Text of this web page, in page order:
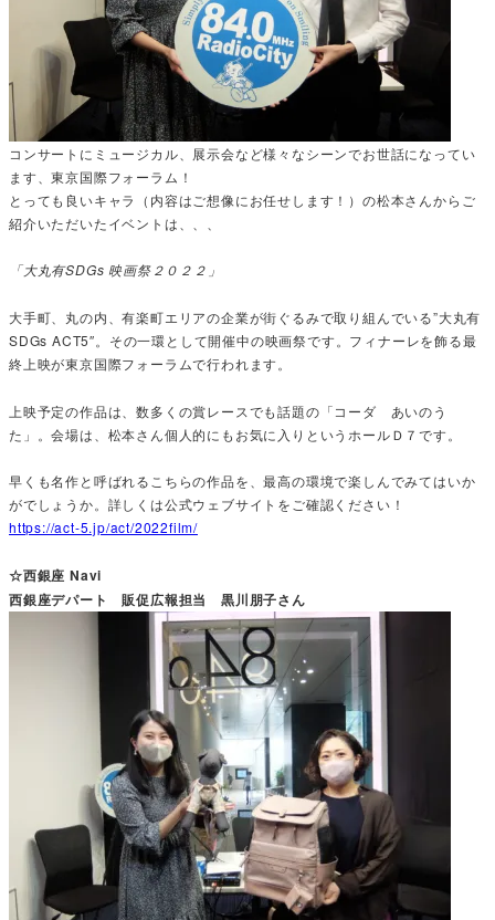
コンサートにミュージカル、展示会など様々なシーンでお世話になってい
ます、東京国際フォーラム！
とっても良いキャラ（内容はご想像にお任せします！）の松本さんからご
紹介いただいたイベントは、、、
「大丸有SDGs 映画祭２０２２」
大手町、丸の内、有楽町エリアの企業が街ぐるみで取り組んでいる”大丸有
SDGs ACT5″。その一環として開催中の映画祭です。フィナーレを飾る最
終上映が東京国際フォーラムで行われます。
上映予定の作品は、数多くの賞レースでも話題の「コーダ あいのう
た」。会場は、松本さん個人的にもお気に入りというホールＤ７です。
早くも名作と呼ばれるこちらの作品を、最高の環境で楽しんでみてはいか
がでしょうか。詳しくは公式ウェブサイトをご確認ください！
https://act-5.jp/act/2022film/
☆西銀座 Navi
西銀座デパート 販促広報担当 黒川朋子さん